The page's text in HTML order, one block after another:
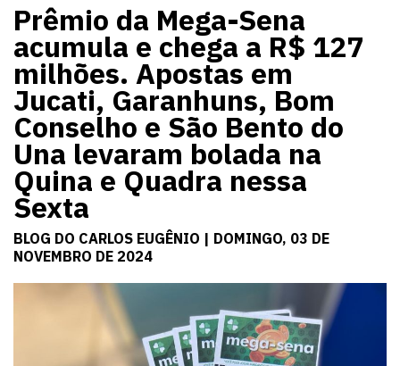
Prêmio da Mega-Sena
acumula e chega a R$ 127
milhões. Apostas em
Jucati, Garanhuns, Bom
Conselho e São Bento do
Una levaram bolada na
Quina e Quadra nessa
Sexta
BLOG DO CARLOS EUGÊNIO | DOMINGO, 03 DE
NOVEMBRO DE 2024